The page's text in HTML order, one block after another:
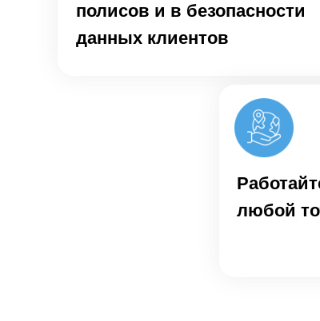
полисов и в безопасности
данных клиентов
любой